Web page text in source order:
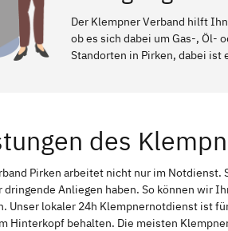
Der Klempner Verband hilft
ob es sich dabei um Gas-, Öl-
Standorten in Pirken, dabei ist
des
Pirken arbeitet nicht nur im
dringende Anliegen haben. So können wir
Unser lokaler 24h Klempnernotdienst ist
Hinterkopf behalten. Die meisten